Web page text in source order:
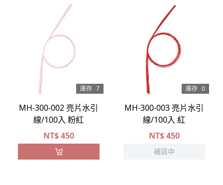
庫存 7
MH-300-002 亮片水引
線/100入 粉紅
NT$450
庫存 0
MH-300-003 亮片水引
線/100入 紅
NT$450
補貨中